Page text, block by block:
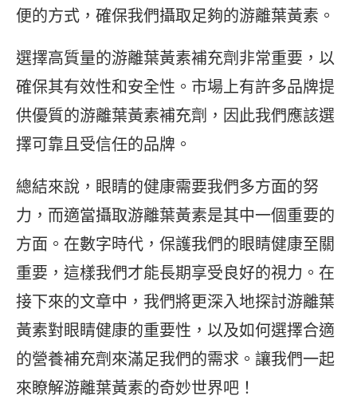
便的方式，確保我們攝取足夠的游離葉黃素。
選擇高質量的游離葉黃素補充劑非常重要，以
確保其有效性和安全性。市場上有許多品牌提
供優質的游離葉黃素補充劑，因此我們應該選
擇可靠且受信任的品牌。
總結來說，眼睛的健康需要我們多方面的努
力，而適當攝取游離葉黃素是其中一個重要的
方面。在數字時代，保護我們的眼睛健康至關
重要，這樣我們才能長期享受良好的視力。在
接下來的文章中，我們將更深入地探討游離葉
黃素對眼睛健康的重要性，以及如何選擇合適
的營養補充劑來滿足我們的需求。讓我們一起
來瞭解游離葉黃素的奇妙世界吧！